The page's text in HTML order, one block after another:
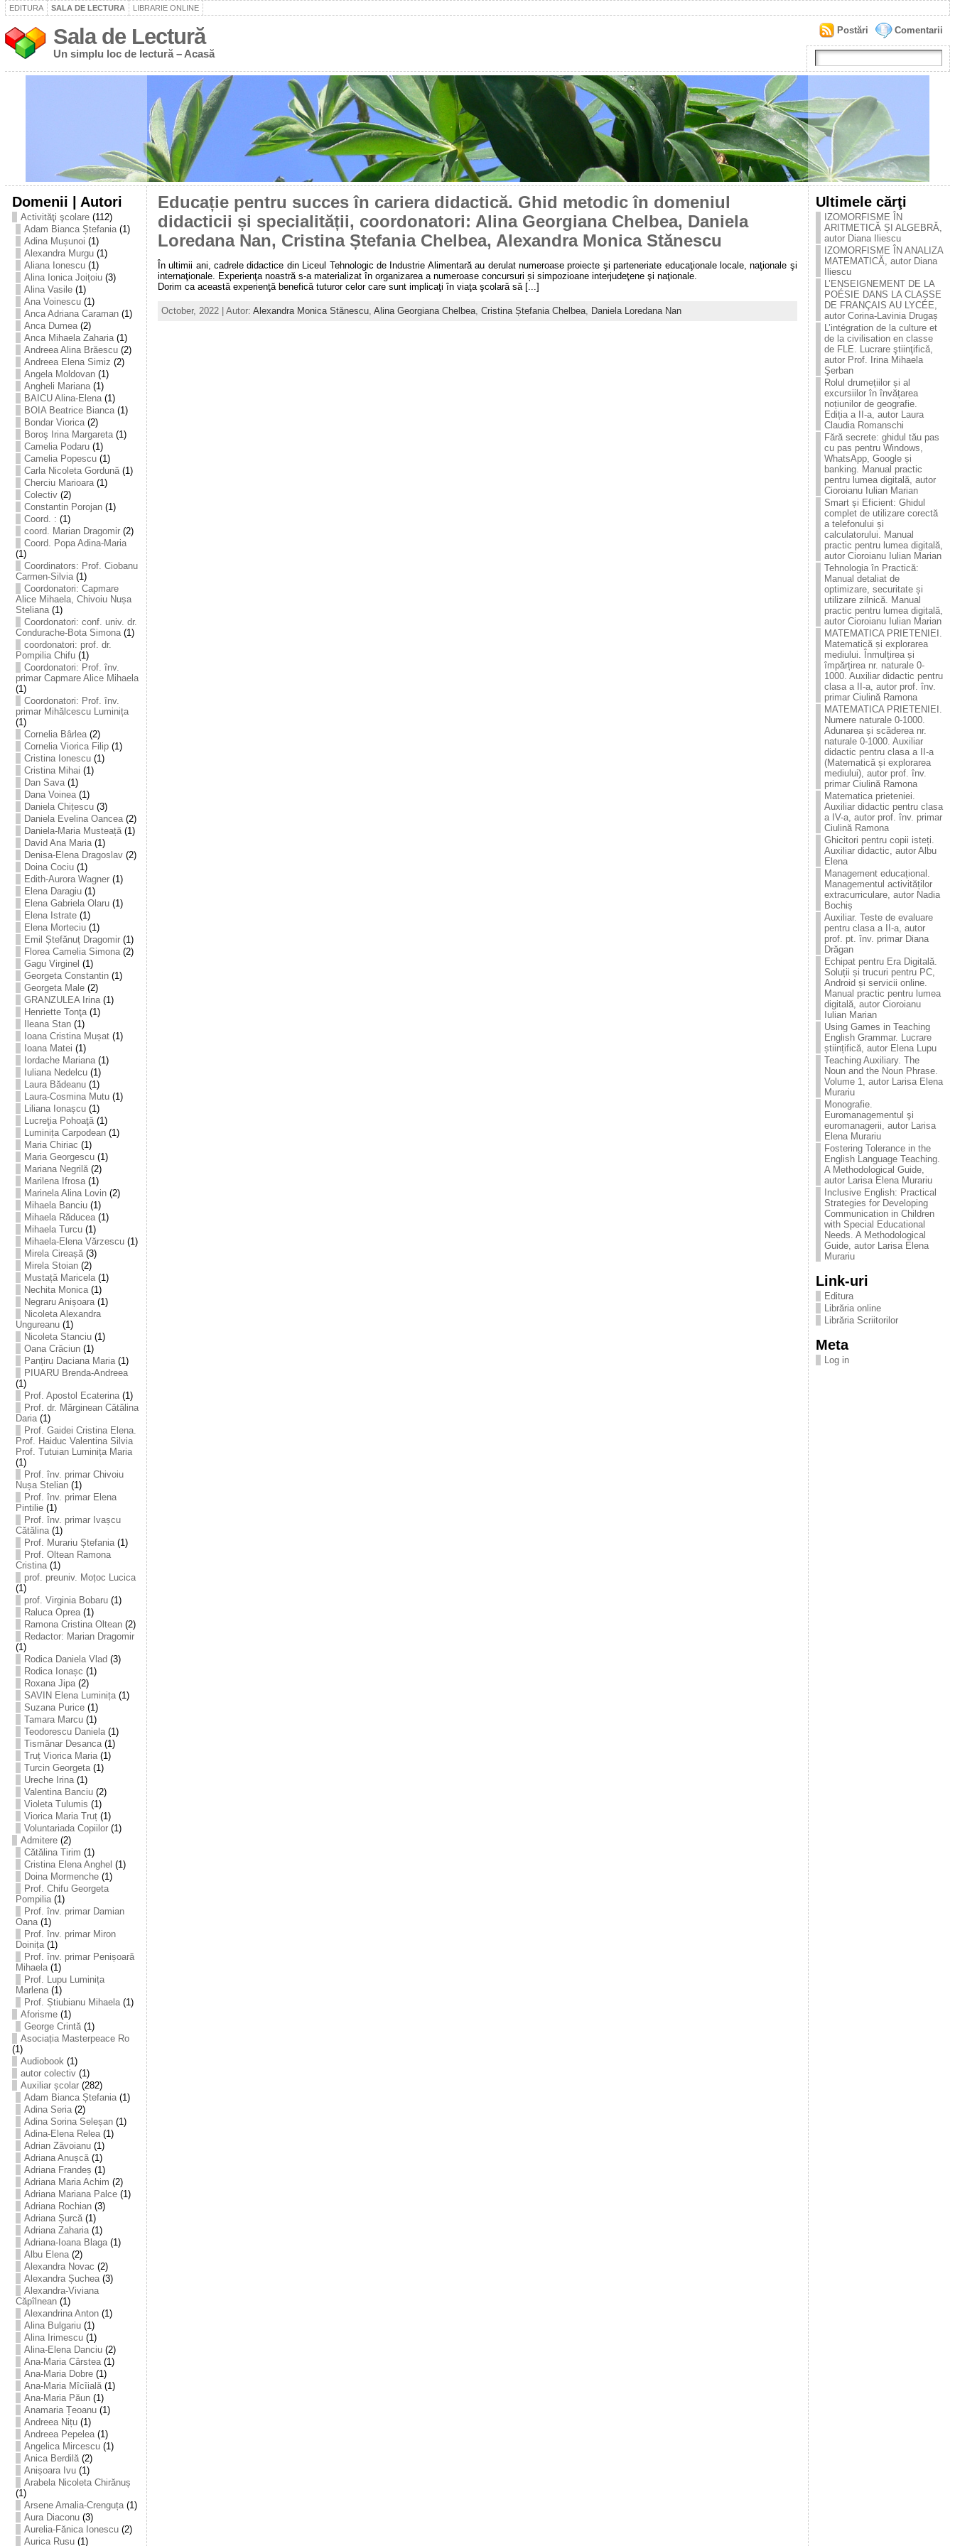
EDITURA SALA DE LECTURA LIBRARIE ONLINE
Sala de Lectură
Un simplu loc de lectură – Acasă
Comentarii
Postări
Domenii | Autori
Activităţi şcolare(112)
Adam Bianca Ștefania(1)
Adina Mușunoi (1)
Alexandra Murgu(1)
Aliana Ionescu(1)
Alina Ionica Joițoiu(3)
Alina Vasile(1)
Ana Voinescu(1)
Anca Adriana Caraman(1)
Anca Dumea(2)
Anca Mihaela Zaharia(1)
Andreea Alina Brăescu(2)
Andreea Elena Simiz (2)
Angela Moldovan(1)
Angheli Mariana(1)
BAICU Alina-Elena(1)
BOIA Beatrice Bianca(1)
Bondar Viorica(2)
Boroş Irina Margareta(1)
Camelia Podaru(1)
Camelia Popescu(1)
Carla Nicoleta Gordună(1)
Cherciu Marioara(1)
Colectiv(2)
Constantin Porojan(1)
Coord. : (1)
coord. Marian Dragomir(2)
Coord. Popa Adina-Maria
(1)
Coordinators: Prof. Ciobanu
Carmen-Silvia(1)
Coordonatori: Capmare
Alice Mihaela, Chivoiu Nușa
Steliana(1)
Coordonatori: conf. univ. dr.
Condurache-Bota Simona(1)
coordonatori: prof. dr.
Pompilia Chifu(1)
Coordonatori: Prof. înv.
primar Capmare Alice Mihaela
(1)
Coordonatori: Prof. înv.
primar Mihălcescu Luminița
(1)
Cornelia Bârlea(2)
Cornelia Viorica Filip(1)
Cristina Ionescu(1)
Cristina Mihai (1)
Dan Sava(1)
Dana Voinea(1)
Daniela Chițescu(3)
Daniela Evelina Oancea(2)
Daniela-Maria Musteață(1)
David Ana Maria(1)
Denisa-Elena Dragoslav(2)
Doina Cociu(1)
Edith-Aurora Wagner(1)
Elena Daragiu(1)
Elena Gabriela Olaru(1)
Elena Istrate(1)
Elena Morteciu(1)
Emil Ștefănuț Dragomir(1)
Florea Camelia Simona(2)
Gagu Virginel (1)
Georgeta Constantin(1)
Georgeta Male(2)
GRANZULEA Irina(1)
Henriette Tonţa(1)
Ileana Stan(1)
Ioana Cristina Mușat(1)
Ioana Matei (1)
Iordache Mariana(1)
Iuliana Nedelcu(1)
Laura Bădeanu(1)
Laura-Cosmina Mutu(1)
Liliana Ionașcu(1)
Lucreţia Pohoaţă(1)
Luminița Carpodean(1)
Maria Chiriac (1)
Maria Georgescu(1)
Mariana Negrilă(2)
Marilena Ifrosa(1)
Marinela Alina Lovin(2)
Mihaela Banciu(1)
Mihaela Răducea(1)
Mihaela Turcu(1)
Mihaela-Elena Vărzescu(1)
Mirela Cireașă(3)
Mirela Stoian(2)
Mustață Maricela(1)
Nechita Monica(1)
Negraru Anișoara(1)
Nicoleta Alexandra
Ungureanu(1)
Nicoleta Stanciu(1)
Oana Crăciun(1)
Panțiru Daciana Maria(1)
PIUARU Brenda-Andreea
(1)
Prof. Apostol Ecaterina(1)
Prof. dr. Mărginean Cătălina
Daria(1)
Prof. Gaidei Cristina Elena.
Prof. Haiduc Valentina Silvia
Prof. Tutuian Luminița Maria
(1)
Prof. înv. primar Chivoiu
Nușa Stelian(1)
Prof. înv. primar Elena
Pintilie(1)
Prof. înv. primar Ivașcu
Cătălina(1)
Prof. Murariu Ștefania(1)
Prof. Oltean Ramona
Cristina(1)
prof. preuniv. Moțoc Lucica
(1)
prof. Virginia Bobaru(1)
Raluca Oprea(1)
Ramona Cristina Oltean(2)
Redactor: Marian Dragomir
(1)
Rodica Daniela Vlad (3)
Rodica Ionașc (1)
Roxana Jipa(2)
SAVIN Elena Luminița(1)
Suzana Purice(1)
Tamara Marcu(1)
Teodorescu Daniela(1)
Tismănar Desanca(1)
Truț Viorica Maria(1)
Turcin Georgeta(1)
Ureche Irina(1)
Valentina Banciu(2)
Violeta Tulumis (1)
Viorica Maria Truț(1)
Voluntariada Copiilor(1)
Admitere(2)
Cătălina Tirim (1)
Cristina Elena Anghel (1)
Doina Mormenche(1)
Prof. Chifu Georgeta
Pompilia(1)
Prof. înv. primar Damian
Oana(1)
Prof. înv. primar Miron
Doinița(1)
Prof. înv. primar Penișoară
Mihaela(1)
Prof. Lupu Luminița
Marlena(1)
Prof. Știubianu Mihaela(1)
Aforisme(1)
George Crintă(1)
Asociația Masterpeace Ro
(1)
Audiobook(1)
autor colectiv(1)
Auxiliar școlar(282)
Adam Bianca Ștefania(1)
Adina Seria(2)
Adina Sorina Seleșan(1)
Adina-Elena Relea(1)
Adrian Zăvoianu(1)
Adriana Anușcă(1)
Adriana Frandeș (1)
Adriana Maria Achim (2)
Adriana Mariana Palce(1)
Adriana Rochian(3)
Adriana Șurcă(1)
Adriana Zaharia(1)
Adriana-Ioana Blaga(1)
Albu Elena(2)
Alexandra Novac (2)
Alexandra Șuchea(3)
Alexandra-Viviana
Căpîlnean(1)
Alexandrina Anton(1)
Alina Bulgariu(1)
Alina Irimescu(1)
Alina-Elena Danciu(2)
Ana-Maria Cârstea(1)
Ana-Maria Dobre(1)
Ana-Maria Mîcîială(1)
Ana-Maria Păun(1)
Anamaria Țeoanu(1)
Andreea Nițu(1)
Andreea Pepelea(1)
Angelica Mircescu(1)
Anica Berdilă(2)
Anișoara Ivu(1)
Arabela Nicoleta Chirănuș
(1)
Arsene Amalia-Crenguța(1)
Aura Diaconu(3)
Aurelia-Fănica Ionescu(2)
Aurica Rusu(1)
Educație pentru succes în cariera didactică. Ghid metodic în domeniul
didacticii și specialității, coordonatori: Alina Georgiana Chelbea, Daniela
Loredana Nan, Cristina Ștefania Chelbea, Alexandra Monica Stănescu
În ultimii ani, cadrele didactice din Liceul Tehnologic de Industrie Alimentară au derulat numeroase proiecte şi parteneriate educaţionale locale, naţionale şi
internaţionale. Experienţa noastră s-a materializat în organizarea a numeroase concursuri și simpozioane interjudeţene şi naţionale.
Dorim ca această experienţă benefică tuturor celor care sunt implicaţi în viaţa şcolară să [...]
October, 2022 | Autor: Alexandra Monica Stănescu, Alina Georgiana Chelbea, Cristina Ștefania Chelbea, Daniela Loredana Nan
Ultimele cărţi
IZOMORFISME ÎN
ARITMETICĂ ȘI ALGEBRĂ,
autor Diana Iliescu
IZOMORFISME ÎN ANALIZA
MATEMATICĂ, autor Diana
Iliescu
L’ENSEIGNEMENT DE LA
POÉSIE DANS LA CLASSE
DE FRANÇAIS AU LYCÉE,
autor Corina-Lavinia Drugaș
L’intégration de la culture et
de la civilisation en classe
de FLE. Lucrare ştiinţificǎ,
autor Prof. Irina Mihaela
Şerban
Rolul drumețiilor și al
excursiilor în învățarea
noțiunilor de geografie.
Ediția a II-a, autor Laura
Claudia Romanschi
Fără secrete: ghidul tău pas
cu pas pentru Windows,
WhatsApp, Google și
banking. Manual practic
pentru lumea digitală, autor
Cioroianu Iulian Marian
Smart și Eficient: Ghidul
complet de utilizare corectă
a telefonului și
calculatorului. Manual
practic pentru lumea digitală,
autor Cioroianu Iulian Marian
Tehnologia în Practică:
Manual detaliat de
optimizare, securitate și
utilizare zilnică. Manual
practic pentru lumea digitală,
autor Cioroianu Iulian Marian
MATEMATICA PRIETENIEI.
Matematică și explorarea
mediului. Înmulțirea și
împărțirea nr. naturale 0-
1000. Auxiliar didactic pentru
clasa a II-a, autor prof. înv.
primar Ciulină Ramona
MATEMATICA PRIETENIEI.
Numere naturale 0-1000.
Adunarea și scăderea nr.
naturale 0-1000. Auxiliar
didactic pentru clasa a II-a
(Matematică și explorarea
mediului), autor prof. înv.
primar Ciulină Ramona
Matematica prieteniei.
Auxiliar didactic pentru clasa
a IV-a, autor prof. înv. primar
Ciulină Ramona
Ghicitori pentru copii isteți.
Auxiliar didactic, autor Albu
Elena
Management educațional.
Managementul activităților
extracurriculare, autor Nadia
Bochiș
Auxiliar. Teste de evaluare
pentru clasa a II-a, autor
prof. pt. înv. primar Diana
Drăgan
Echipat pentru Era Digitală.
Soluții și trucuri pentru PC,
Android și servicii online.
Manual practic pentru lumea
digitală, autor Cioroianu
Iulian Marian
Using Games in Teaching
English Grammar. Lucrare
științifică, autor Elena Lupu
Teaching Auxiliary. The
Noun and the Noun Phrase.
Volume 1, autor Larisa Elena
Murariu
Monografie.
Euromanagementul şi
euromanagerii, autor Larisa
Elena Murariu
Fostering Tolerance in the
English Language Teaching.
A Methodological Guide,
autor Larisa Elena Murariu
Inclusive English: Practical
Strategies for Developing
Communication in Children
with Special Educational
Needs. A Methodological
Guide, autor Larisa Elena
Murariu
Link-uri
Editura
Librăria online
Librăria Scriitorilor
Meta
Log in